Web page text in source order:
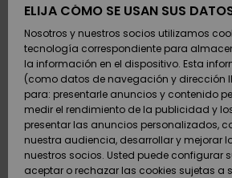
Zapatos y
chanclas
Surf
Snow
Zapatos y
chanclas
Surf
Snow
Destacados
Snow
SURF
Highlights
Comunidad
SNOW
Snow Niños
Tienda
Snow Mujer
Destacados
DOBLE
PROMO
Outlet
Mujer
Devoluciones
Pago
Tarjeta de
regalo
Quiksilver
Freedom
ELIJA CÓMO SE USAN SUS
Nosotros y nuestros socios utilizamos
tecnología correspondiente para
la información en el dispositivo. Esta
(como datos de navegación y dirección
para: presentarle anuncios y contenido
medir el rendimiento de la publicidad y
presentar las anuncios personalizados,
nuestra audiencia, desarrollar y mejorar
nuestros socios. Usted puede configurar
aceptar o rechazar las cookies sujetas a